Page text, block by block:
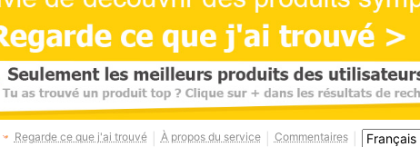
Regarde ce que j'ai trouvé À propos du service Commentaires